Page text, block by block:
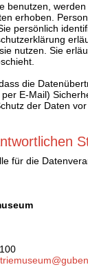
benutzen,
erhoben.
persönlich
nutzen. Sie
die
E-Mail)
der Daten
für die